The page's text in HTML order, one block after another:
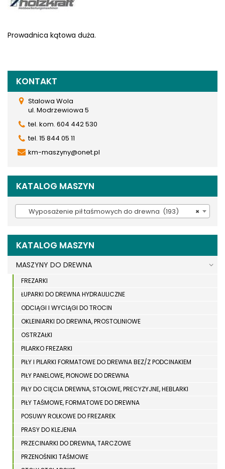
Prowadnica kątowa duża.
KONTAKT
Stalowa Wola
ul. Modrzewiowa 5
tel. kom. 604 442 530
tel. 15 844 05 11
km-maszyny@onet.pl
KATALOG MASZYN
×
Wyposażenie pił taśmowych do drewna (193)
KATALOG MASZYN
MASZYNY DO DREWNA
FREZARKI
ŁUPARKI DO DREWNA HYDRAULICZNE
ODCIĄGI I WYCIĄGI DO TROCIN
OKLEINIARKI DO DREWNA, PROSTOLINIOWE
OSTRZAŁKI
PILARKO FREZARKI
PIŁY I PILARKI FORMATOWE DO DREWNA BEZ/Z PODCINAKIEM
PIŁY PANELOWE, PIONOWE DO DREWNA
PIŁY DO CIĘCIA DREWNA, STOŁOWE, PRECYZYJNE, HEBLARKI
PIŁY TAŚMOWE, FORMATOWE DO DREWNA
POSUWY ROLKOWE DO FREZAREK
PRASY DO KLEJENIA
PRZECINARKI DO DREWNA, TARCZOWE
PRZENOŚNIKI TAŚMOWE